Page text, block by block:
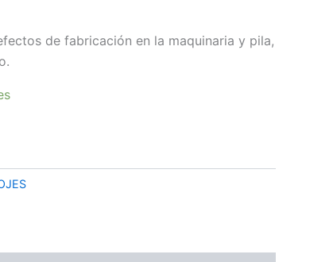
de fabricación en la maquinaria y pila,